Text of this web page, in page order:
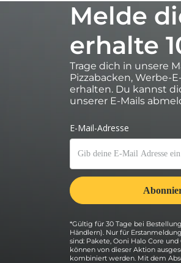
350g der Sauce,
köstliche Knuspern
und der Paprika über
so nah an der Flamme
und drehe die
die Hitze des Steins
der Kruste und von der
Melde
erhalte
Trage dich in unsere
Pizzabacken, Werbe-
erhalten. Du kannst
unserer E-Mails
*Gültig für 30 Tage bei
Händlern). Nur für
sind: Pakete, Ooni Halo Core
können von dieser Aktion
kombiniert werden. Mit dem